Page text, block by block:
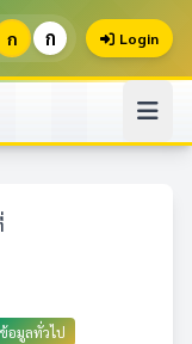
ก ก Login
ข้อมูลทั่วไป